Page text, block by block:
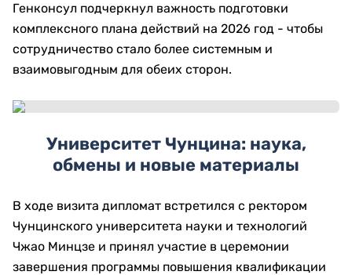
Генконсул подчеркнул важность подготовки
комплексного плана действий на 2026 год - чтобы
сотрудничество стало более системным и
взаимовыгодным для обеих сторон.
Университет Чунцина: наука,
обмены и новые материалы
В ходе визита дипломат встретился с ректором
Чунцинского университета науки и технологий
Чжао Минцзе и принял участие в церемонии
завершения программы повышения квалификации